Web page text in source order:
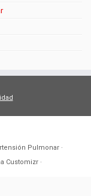
Pulmonar ·
Customizr ·